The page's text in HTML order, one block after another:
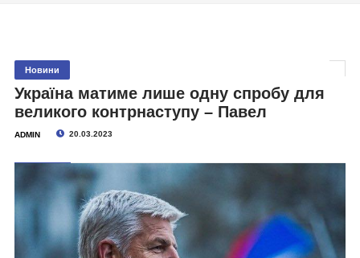
Новини
Україна матиме лише одну спробу для
великого контрнаступу – Павел
ADMIN 20.03.2023